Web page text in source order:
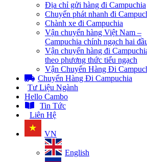
Địa chỉ gửi hàng đi Campuchia
Chuyển phát nhanh đi
Chành xe đi Campuchia
Vận chuyển hàng Việt Nam –
Campuchia chính ngạch hai
Vận chuyển hàng đi
theo phương thức tiểu ngạch
Vận Chuyển Hàng Đi
Chuyển Hàng Đi Campuchia
Tư Liệu Ngành
Hello Cambo
Tin Tức
Liên Hệ
VN
English